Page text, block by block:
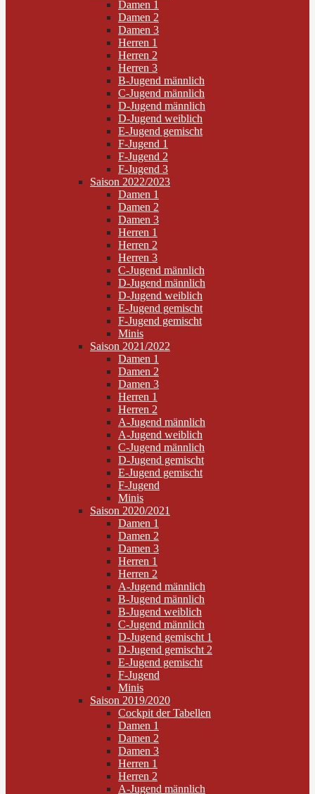
Damen 1
Damen 2
Damen 3
Herren 1
Herren 2
Herren 3
B-Jugend männlich
C-Jugend männlich
D-Jugend männlich
D-Jugend weiblich
E-Jugend gemischt
F-Jugend 1
F-Jugend 2
F-Jugend 3
Saison 2022/2023
Damen 1
Damen 2
Damen 3
Herren 1
Herren 2
Herren 3
C-Jugend männlich
D-Jugend männlich
D-Jugend weiblich
E-Jugend gemischt
F-Jugend gemischt
Minis
Saison 2021/2022
Damen 1
Damen 2
Damen 3
Herren 1
Herren 2
A-Jugend männlich
A-Jugend weiblich
C-Jugend männlich
D-Jugend gemischt
E-Jugend gemischt
F-Jugend
Minis
Saison 2020/2021
Damen 1
Damen 2
Damen 3
Herren 1
Herren 2
A-Jugend männlich
B-Jugend männlich
B-Jugend weiblich
C-Jugend männlich
D-Jugend gemischt 1
D-Jugend gemischt 2
E-Jugend gemischt
F-Jugend
Minis
Saison 2019/2020
Cockpit der Tabellen
Damen 1
Damen 2
Damen 3
Herren 1
Herren 2
A-Jugend männlich